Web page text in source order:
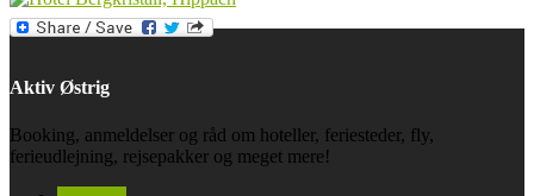
Aktiv Østrig
Booking, anmeldelser og råd om hoteller, feriesteder, fly,
ferieudlejning, rejsepakker og meget mere!